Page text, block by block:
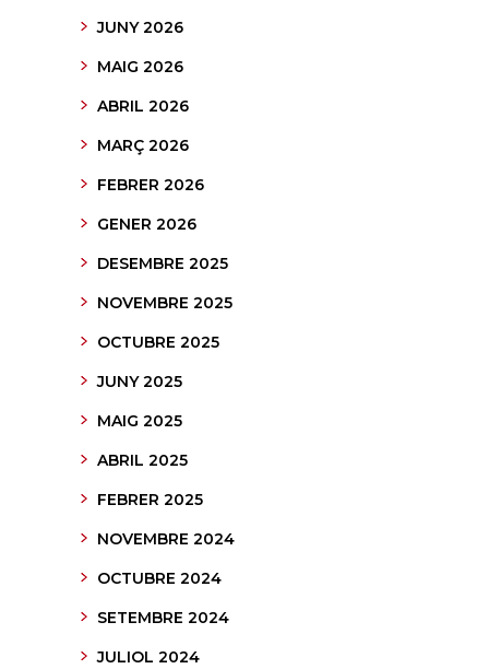
JUNY 2026
MAIG 2026
ABRIL 2026
MARÇ 2026
FEBRER 2026
GENER 2026
DESEMBRE 2025
NOVEMBRE 2025
OCTUBRE 2025
JUNY 2025
MAIG 2025
ABRIL 2025
FEBRER 2025
NOVEMBRE 2024
OCTUBRE 2024
SETEMBRE 2024
JULIOL 2024